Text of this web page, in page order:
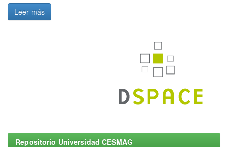
Leer más
Repositorio Universidad CESMAG